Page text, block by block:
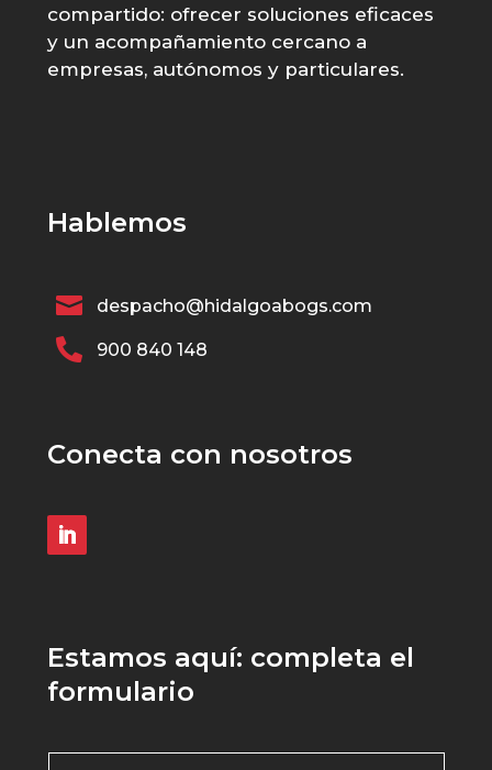
compartido: ofrecer soluciones eficaces
y un acompañamiento cercano a
empresas, autónomos y particulares.
Hablemos
 despacho@hidalgoabogs.com
 900 840 148
Conecta con nosotros
Estamos aquí: completa el
formulario